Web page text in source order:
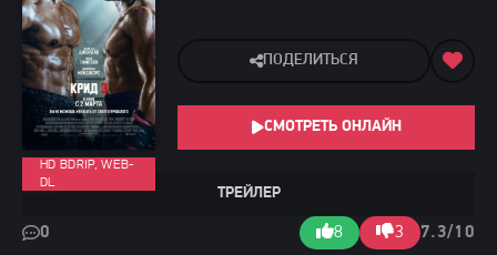
ТРЕЙЛЕР
0 8 3 7.3/10
HD BDRIP, WEB-
DL
ПОДЕЛИТЬСЯ
СМОТРЕТЬ ОНЛАЙН